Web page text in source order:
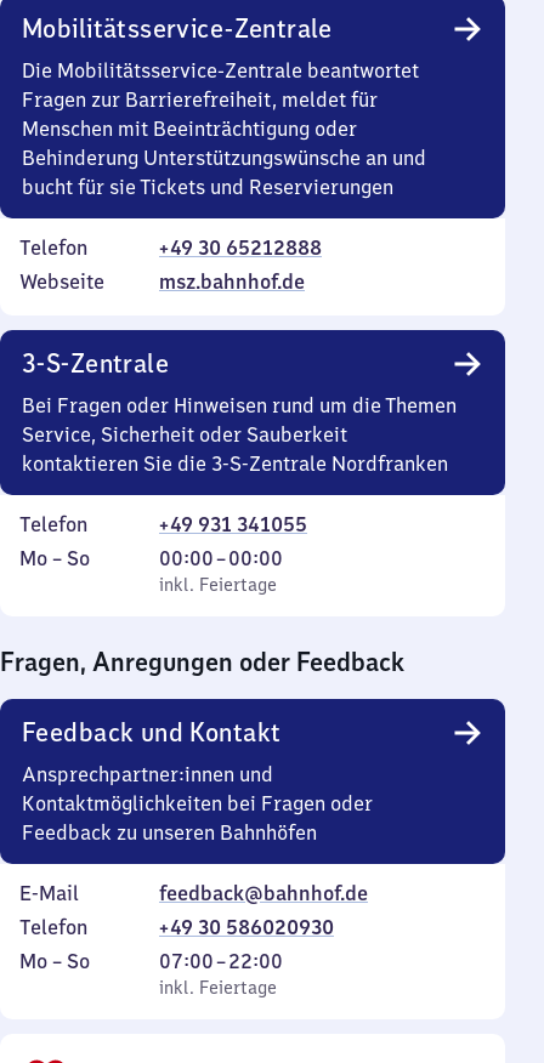
Mobilitätsservice-Zentrale
Die Mobilitätsservice-Zentrale beantwortet
Fragen zur Barrierefreiheit, meldet für
Menschen mit Beeinträchtigung oder
Behinderung Unterstützungswünsche an und
bucht für sie Tickets und Reservierungen
Telefon
+49 30 65212888
Webseite
msz.bahnhof.de
3-S-Zentrale
Bei Fragen oder Hinweisen rund um die Themen
Service, Sicherheit oder Sauberkeit
kontaktieren Sie die 3-S-Zentrale Nordfranken
Telefon
+49 931 341055
Montag
Mo – So,
inkl. Feiertage
00:00–00:00
Von
0
0
Uhr
inkl. Feiertage
Fragen, Anregungen oder Feedback
Feedback und Kontakt
Ansprechpartner:innen und
Kontaktmöglichkeiten bei Fragen oder
Feedback zu unseren Bahnhöfen
E-Mail
feedback@bahnhof.de
Telefon
+49 30 586020930
Montag
Mo – So,
inkl. Feiertage
07:00–22:00
Von
7
inkl. Feiertage